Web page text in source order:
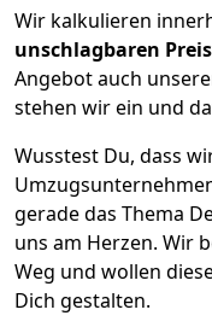
Wir kalkulieren
unschlagbaren Preis
Angebot auch
stehen wir ein und
Wusstest Du, dass
gerade das Thema
uns am Herzen. Wir
Weg und wollen
Dich gestalten.